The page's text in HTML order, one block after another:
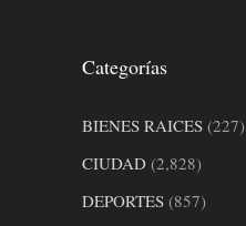
Categorías
BIENES RAICES (227)
CIUDAD (2,828)
DEPORTES (857)